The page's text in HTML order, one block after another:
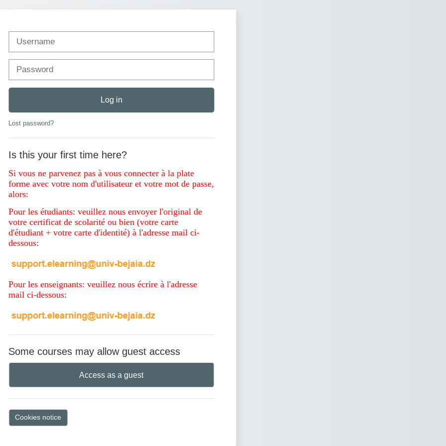
Log in
Lost password?
Is this your first time here?
Si vous ne parvenez pas à vous connecter à la plate
forme avec votre nom d'utilisateur et votre mot de passe,
alors:
Pour les étudiants: veuillez nous envoyer l'original de
votre certificat de scolarité ou bien (votre carte
d'étudiant + votre carte d'identité) à l'adresse mail ci-
dessous:
Pour les enseignants: veuillez nous écrire à l'adresse
mail ci-dessous:
Some courses may allow guest access
Access as a guest
Cookies notice